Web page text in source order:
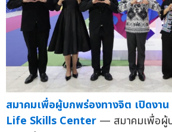
สมาคมเพื่อผู้บกพร่องทางจิต เปิดงา
Life Skills Center — สมาคมเพื่อผู้